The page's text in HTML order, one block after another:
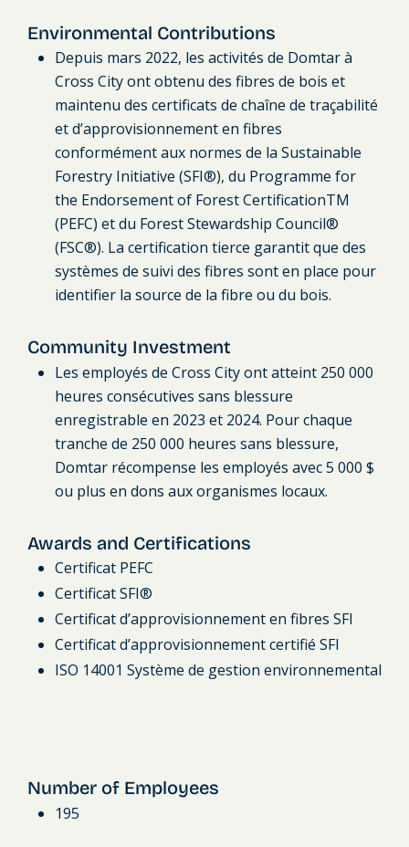
Environmental Contributions
Depuis mars 2022, les activités de Domtar à
Cross City ont obtenu des fibres de bois et
maintenu des certificats de chaîne de traçabilité
et d’approvisionnement en fibres
conformément aux normes de la Sustainable
Forestry Initiative (SFI®), du Programme for
the Endorsement of Forest CertificationTM
(PEFC) et du Forest Stewardship Council®
(FSC®). La certification tierce garantit que des
systèmes de suivi des fibres sont en place pour
identifier la source de la fibre ou du bois.
Community Investment
Les employés de Cross City ont atteint 250 000
heures consécutives sans blessure
enregistrable en 2023 et 2024. Pour chaque
tranche de 250 000 heures sans blessure,
Domtar récompense les employés avec 5 000 $
ou plus en dons aux organismes locaux.
Awards and Certifications
Certificat PEFC
Certificat SFI®
Certificat d’approvisionnement en fibres SFI
Certificat d’approvisionnement certifié SFI
ISO 14001 Système de gestion environnemental
Number of Employees
195